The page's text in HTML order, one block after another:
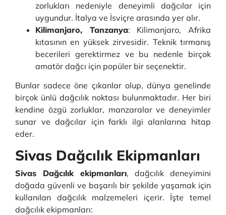
zorlukları nedeniyle deneyimli dağcılar için
uygundur. İtalya ve İsviçre arasında yer alır.
Kilimanjaro, Tanzanya: Kilimanjaro, Afrika
kıtasının en yüksek zirvesidir. Teknik tırmanış
becerileri gerektirmez ve bu nedenle birçok
amatör dağcı için popüler bir seçenektir.
Bunlar sadece öne çıkanlar olup, dünya genelinde
birçok ünlü dağcılık noktası bulunmaktadır. Her biri
kendine özgü zorluklar, manzaralar ve deneyimler
sunar ve dağcılar için farklı ilgi alanlarına hitap
eder.
Sivas Dağcılık Ekipmanları
Sivas Dağcılık ekipmanları, dağcılık deneyimini
doğada güvenli ve başarılı bir şekilde yaşamak için
kullanılan dağcılık malzemeleri içerir. İşte temel
dağcılık ekipmanları: